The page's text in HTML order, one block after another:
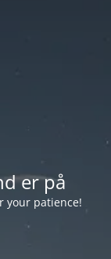
er på
your patience!